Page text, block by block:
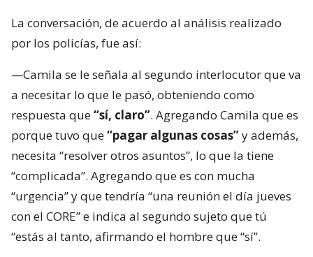
La conversación, de acuerdo al análisis realizado
por los policías, fue así:
—Camila se le señala al segundo interlocutor que va
a necesitar lo que le pasó, obteniendo como
respuesta que“sí, claro”. Agregando Camila que es
porque tuvo que“pagar algunas cosas”y además,
necesita “resolver otros asuntos”, lo que la tiene
“complicada”. Agregando que es con mucha
“urgencia” y que tendría “una reunión el día jueves
con el CORE” e indica al segundo sujeto que tú
“estás al tanto, afirmando el hombre que “sí”.